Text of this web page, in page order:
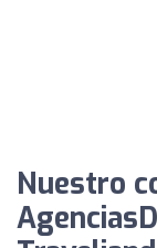
Nuestro